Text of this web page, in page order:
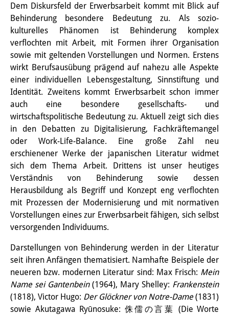
Forschungsfeld:
Japan transregional
Knowledge Lab:
Wissensproduktion und
Wissensinfrastrukturen
Individuelle Projekte
Abgeschlossene Forschung
Events
Veranstaltungsübersicht
DIJ Forum
DIJ Study Group
Thematische Vortragsreihen
Symposien und Konferenzen
Workshops
Sonstige Veranstaltungen
Dem Diskursfeld der Erwerbsarbeit kommt mit Blick auf
Behinderung besondere Bedeutung zu. Als sozio-
kulturelles Phänomen ist Behinderung komplex
verflochten mit Arbeit, mit Formen ihrer Organisation
sowie mit geltenden Vorstellungen und Normen. Erstens
wirkt Berufsausübung prägend auf nahezu alle Aspekte
einer individuellen Lebensgestaltung, Sinnstiftung und
Identität. Zweitens kommt Erwerbsarbeit schon immer
auch eine besondere gesellschafts- und
wirtschaftspolitische Bedeutung zu. Aktuell zeigt sich dies
in den Debatten zu Digitalisierung, Fachkräftemangel
oder Work-Life-Balance. Eine große Zahl neu
erschienener Werke der japanischen Literatur widmet
sich dem Thema Arbeit. Drittens ist unser heutiges
Verständnis von Behinderung sowie dessen
Herausbildung als Begriff und Konzept eng verflochten
mit Prozessen der Modernisierung und mit normativen
Vorstellungen eines zur Erwerbsarbeit fähigen, sich selbst
versorgenden Individuums.
Darstellungen von Behinderung werden in der Literatur
seit ihren Anfängen thematisiert. Namhafte Beispiele der
neueren bzw. modernen Literatur sind: Max Frisch: Mein
Name sei Gantenbein(1964), Mary Shelley: Frankenstein
(1818), Victor Hugo: Der Glöckner von Notre-Dame(1831)
sowie Akutagawa Ryūnosuke: 侏儒の言葉 (Die Worte